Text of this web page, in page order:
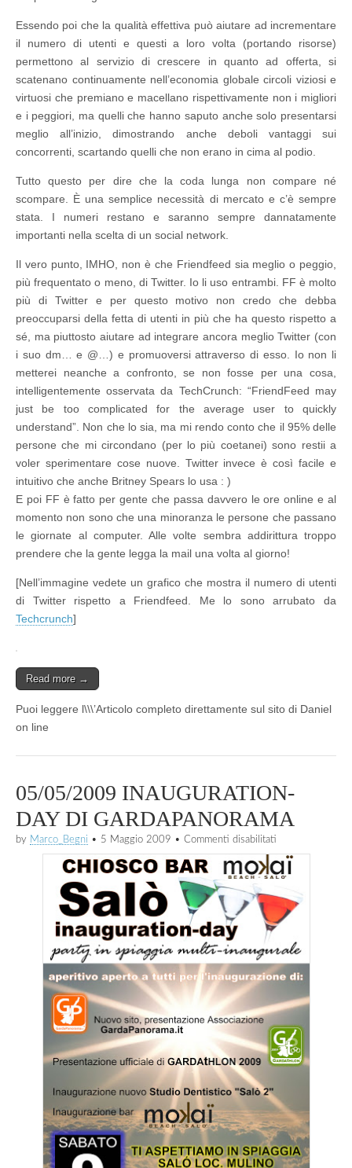
Essendo poi che la qualità effettiva può aiutare ad incrementare
il numero di utenti e questi a loro volta (portando risorse)
permettono al servizio di crescere in quanto ad offerta, si
scatenano continuamente nell’economia globale circoli viziosi e
virtuosi che premiano e macellano rispettivamente non i migliori
e i peggiori, ma quelli che hanno saputo anche solo presentarsi
meglio all’inizio, dimostrando anche deboli vantaggi sui
concorrenti, scartando quelli che non erano in cima al podio.
Tutto questo per dire che la coda lunga non compare né
scompare. È una semplice necessità di mercato e c’è sempre
stata. I numeri restano e saranno sempre dannatamente
importanti nella scelta di un social network.
Il vero punto, IMHO, non è che Friendfeed sia meglio o peggio,
più frequentato o meno, di Twitter. Io li uso entrambi. FF è molto
più di Twitter e per questo motivo non credo che debba
preoccuparsi della fetta di utenti in più che ha questo rispetto a
sé, ma piuttosto aiutare ad integrare ancora meglio Twitter (con
i suo dm… e @…) e promuoversi attraverso di esso. Io non li
metterei neanche a confronto, se non fosse per una cosa,
intelligentemente osservata da TechCrunch: “FriendFeed may
just be too complicated for the average user to quickly
understand”. Non che lo sia, ma mi rendo conto che il 95% delle
persone che mi circondano (per lo più coetanei) sono restii a
voler sperimentare cose nuove. Twitter invece è così facile e
intuitivo che anche Britney Spears lo usa : )
E poi FF è fatto per gente che passa davvero le ore online e al
momento non sono che una minoranza le persone che passano
le giornate al computer. Alle volte sembra addirittura troppo
prendere che la gente legga la mail una volta al giorno!
[Nell’immagine vedete un grafico che mostra il numero di utenti
di Twitter rispetto a Friendfeed. Me lo sono arrubato da
Techcrunch]
Read more →
Puoi leggere l\\\’Articolo completo direttamente sul sito di Daniel
on line
05/05/2009 INAUGURATION-
DAY DI GARDAPANORAMA
by Marco_Begni • 5 Maggio 2009 • Commenti disabilitati
DAY